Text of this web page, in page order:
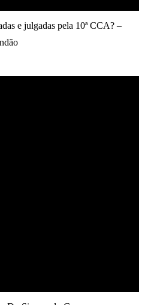
e julgadas pela 10ª CCA? –